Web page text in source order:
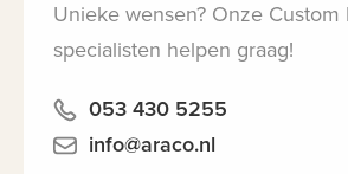
Unieke wensen? Onze Custom
specialisten helpen graag!
053 430 5255
info@araco.nl